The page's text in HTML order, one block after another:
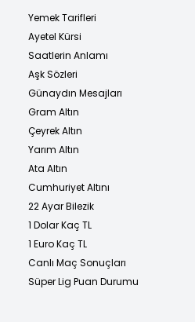
Yemek Tarifleri
Ayetel Kürsi
Saatlerin Anlamı
Aşk Sözleri
Günaydın Mesajları
Gram Altın
Çeyrek Altın
Yarım Altın
Ata Altın
Cumhuriyet Altını
22 Ayar Bilezik
1 Dolar Kaç TL
1 Euro Kaç TL
Canlı Maç Sonuçları
Süper Lig Puan Durumu